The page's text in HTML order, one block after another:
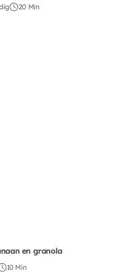
20 Min
en granola
10 Min